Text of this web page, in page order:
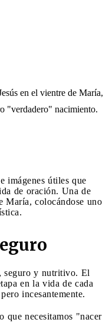
en el vientre de María,
"verdadero" nacimiento.
imágenes útiles que
de oración. Una de
María, colocándose uno
seguro y nutritivo. El
en la vida de cada
incesantemente.
que necesitamos "nacer